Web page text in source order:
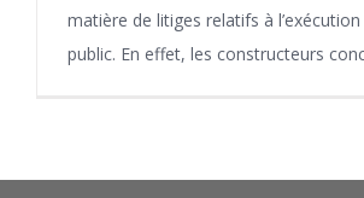
matière de litiges relatifs à l’exécution
public. En effet, les constructeurs